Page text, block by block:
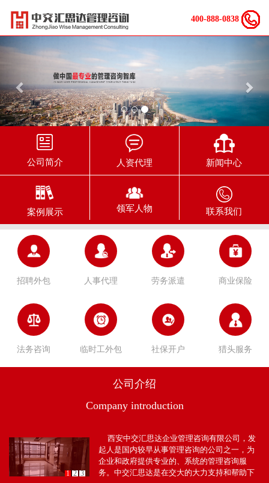
400-888-0838
Previous
公司简介 人资代理 新闻中心
案例展示 领军人物 联系我们
招聘外包 人事代理 劳务派遣 商业保险
法务咨询 临时工外包 社保开户 猎头服务
公司介绍
Company introduction
1 2 3
西安中交汇思达企业管理咨询有限公司，发
起人是国内较早从事管理咨询的公司之一，为
企业和政府提供专业的、系统的管理咨询服
务。中交汇思达是在交大的大力支持和帮助下